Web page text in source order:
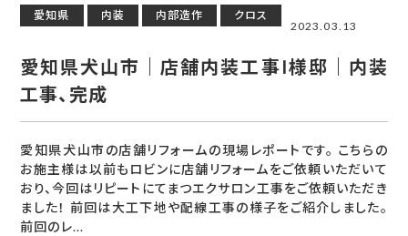
愛知県 内装 内部造作
クロス
2023.03.13
愛知県犬山市｜店舗内装工事I様邸｜内装
工事、完成
愛知県犬山市の店舗リフォームの現場レポートです。 こちらの
お施主様は以前もロビンに店舗リフォームをご依頼いただいて
おり、今回はリピートにてまつエクサロン工事をご依頼いただき
ました！ 前回は大工下地や配線工事の様子をご紹介しました。
前回のレ...